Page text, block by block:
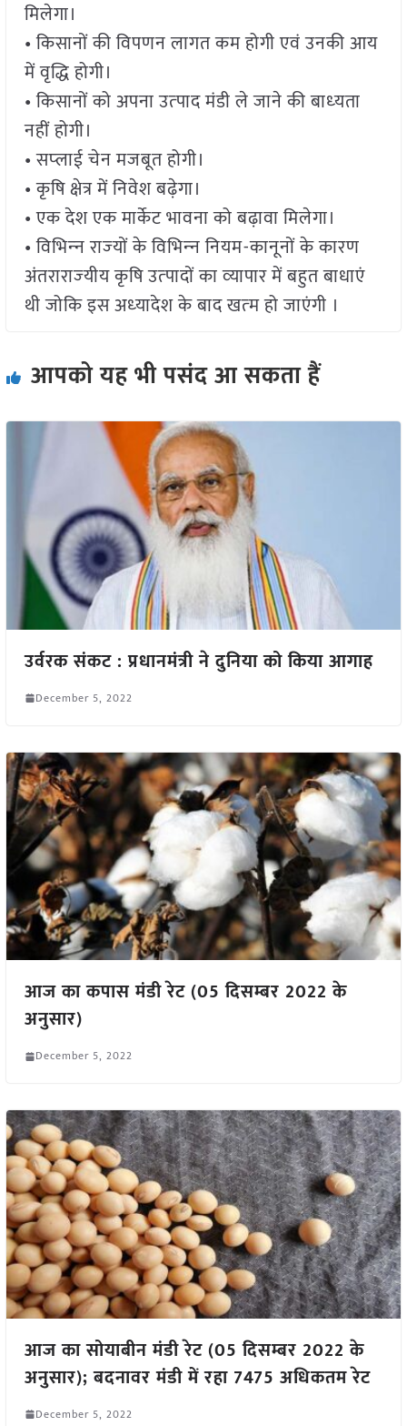
मिलेगा।
• किसानों की विपणन लागत कम होगी एवं उनकी आय
में वृद्धि होगी।
• किसानों को अपना उत्‍पाद मंडी ले जाने की बाध्‍यता
नहीं होगी।
• सप्‍लाई चेन मजबूत होगी।
• कृषि क्षेत्र में निवेश बढ़ेगा।
• एक देश एक मार्केट भावना को बढ़ावा मिलेगा।
• विभिन्‍न राज्‍यों के विभिन्‍न नियम-कानूनों के कारण
अंतराराज्‍यीय कृषि उत्‍पादों का व्‍यापार में बहुत बाधाएं
थी जोकि इस अध्‍यादेश के बाद खत्‍म हो जाएंगी ।
आपको यह भी पसंद आ सकता हैं
उर्वरक संकट : प्रधानमंत्री ने दुनिया को किया आगाह
December 5, 2022
आज का कपास मंडी रेट (05 दिसम्बर 2022 के
अनुसार)
December 5, 2022
आज का सोयाबीन मंडी रेट (05 दिसम्बर 2022 के
अनुसार); बदनावर मंडी में रहा 7475 अधिकतम रेट
December 5, 2022